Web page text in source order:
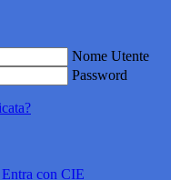
Nome Utente
Password
Entra con CIE